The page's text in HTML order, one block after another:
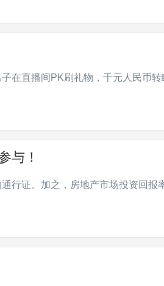
在直播间PK刷礼物，千元人民币转
与！
行证。加之，房地产市场投资回报